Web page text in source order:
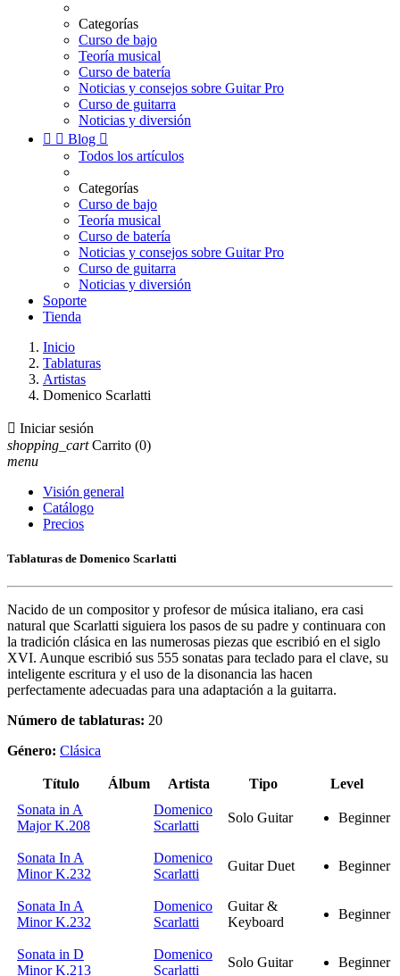
Categorías
Curso de bajo
Teoría musical
Curso de batería
Noticias y consejos sobre Guitar Pro
Curso de guitarra
Noticias y diversión
  Blog 
Todos los artículos
Categorías
Curso de bajo
Teoría musical
Curso de batería
Noticias y consejos sobre Guitar Pro
Curso de guitarra
Noticias y diversión
Soporte
Tienda
Inicio
Tablaturas
Artistas
Domenico Scarlatti
 Iniciar sesión
shopping_cart Carrito (0)
menu
Visión general
Catálogo
Precios
Tablaturas de Domenico Scarlatti
Nacido de un compositor y profesor de música italiano, era casi
natural que Scarlatti siguiera los pasos de su padre y continuara con
la tradición clásica en las numerosas piezas que escribió en el siglo
XVI. Aunque escribió sus 555 sonatas para teclado para el clave, su
inteligente escritura y el uso de la disonancia las hacen
perfectamente adecuadas para una adaptación a la guitarra.
Número de tablaturas: 20
Género: Clásica
Título Álbum Artista Tipo
Level
Sonata in A
Major K.208
Domenico
Scarlatti
Solo Guitar Beginner
Sonata In A
Minor K.232
Domenico
Scarlatti
Guitar Duet Beginner
Sonata In A
Minor K.232
Domenico
Scarlatti
Guitar &
Keyboard
Beginner
Sonata in D
Minor K.213
Domenico
Scarlatti
Solo Guitar Beginner